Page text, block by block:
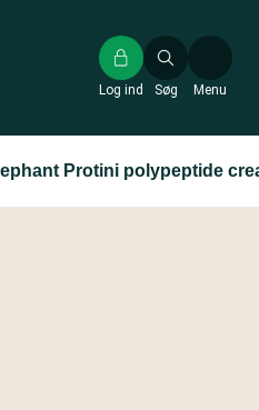
Søg
Log ind Menu
Protini polypeptide